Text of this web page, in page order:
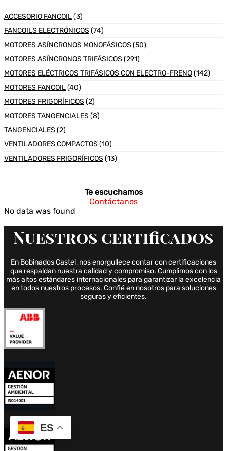
ACCESORIO FANCOIL(3)
FANCOILS ELECTRÓNICOS (74)
MOTORES ASÍNCRONOS MONOFÁSICOS (50)
MOTORES ASÍNCRONOS TRIFÁSICOS (291)
MOTORES ELÉCTRICOS TRIFÁSICOS CON ELECTRO-FRENO(142)
MOTORES FANCOIL(40)
MOTORES FRIGORÍFICOS (2)
MOTORES TANGENCIALES (8)
TANGENCIALES (2)
VENTILADORES COMPACTOS (10)
VENTILADORES FRIGORÍFICOS (13)
Te escuchamos
Contáctanos
No data was found
Nuestros certificados
En Bobinados Castel, nos enorgullece contar con certificaciones
que respaldan nuestra calidad y compromiso. Cumplimos con los
más altos estándares internacionales para garantizar la excelencia
en todos nuestros procesos. Confié en nosotros para soluciones
seguras y eficientes.
ES